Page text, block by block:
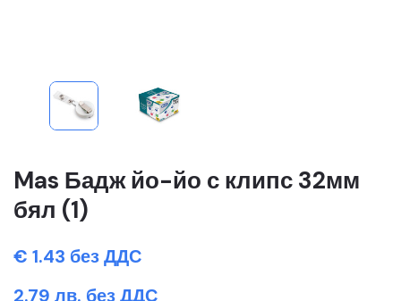
Mas Бадж йо-йо с клипс 32мм
бял (1)
€ 1.43 без ДДС
2.79 лв. без ДДС